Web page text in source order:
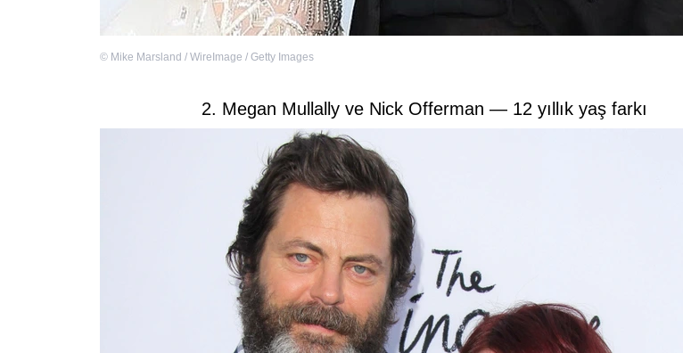
© Mike Marsland / WireImage / Getty Images
2. Megan Mullally ve Nick Offerman — 12 yıllık yaş farkı